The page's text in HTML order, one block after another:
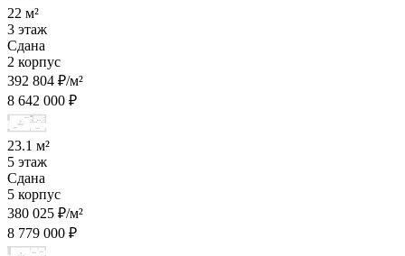
22 м²
3 этаж
Сдана
2 корпус
392 804 ₽/м²
8 642 000 ₽
23.1 м²
5 этаж
Сдана
5 корпус
380 025 ₽/м²
8 779 000 ₽